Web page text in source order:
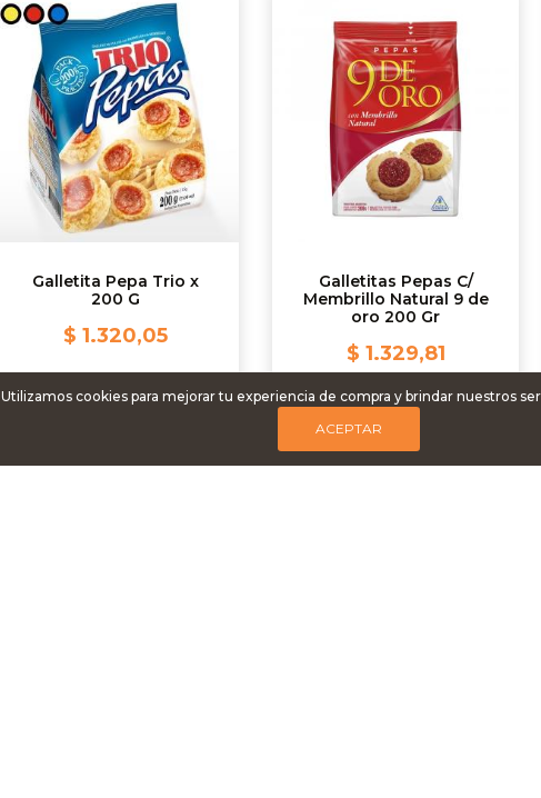
Galletita Pepa Trio x
200 G
$ 1.320,05
Galletitas Pepas C/
Membrillo Natural 9 de
oro 200 Gr
$ 1.329,81
Utilizamos cookies para mejorar tu experiencia de compra y brindar nuestros
ACEPTAR